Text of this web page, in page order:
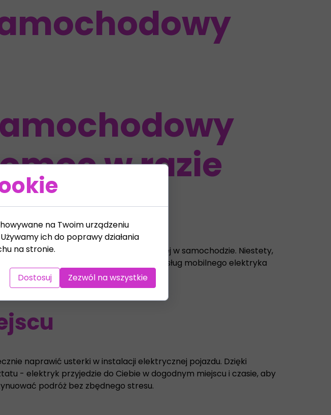
w razie
sprawnej instalacji elektrycznej w samochodzie. Niestety,
W takiej sytuacji warto skorzystać z usług mobilnego elektryka
pojazdu do warsztatu.
naprawić usterki w instalacji elektrycznej pojazdu. Dzięki
- elektryk przyjedzie do Ciebie w dogodnym miejscu i czasie, aby
podróż bez zbędnego stresu.
na Twoim urządzeniu
ich do poprawy działania
na stronie.
Dostosuj Zezwól na wszystkie